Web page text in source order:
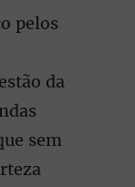
pelos
da
sem